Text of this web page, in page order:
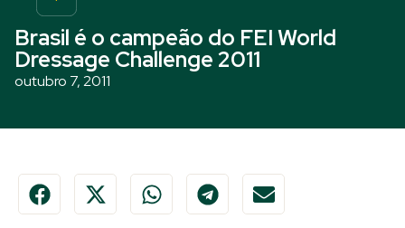
Brasil é o campeão do FEI World
Dressage Challenge 2011
outubro 7, 2011